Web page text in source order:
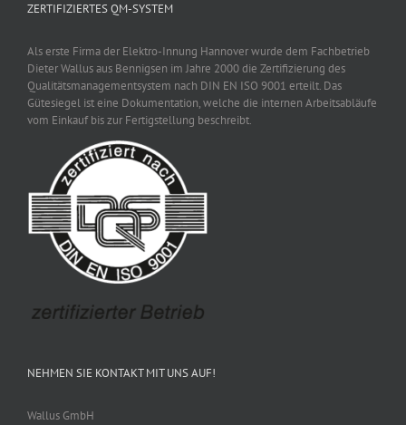
ZERTIFIZIERTES QM-SYSTEM
Als erste Firma der Elektro-Innung Hannover wurde dem Fachbetrieb
Dieter Wallus aus Bennigsen im Jahre 2000 die Zertifizierung des
Qualitätsmanagementsystem nach DIN EN ISO 9001 erteilt. Das
Gütesiegel ist eine Dokumentation, welche die internen Arbeitsabläufe
vom Einkauf bis zur Fertigstellung beschreibt.
NEHMEN SIE KONTAKT MIT UNS AUF!
Wallus GmbH